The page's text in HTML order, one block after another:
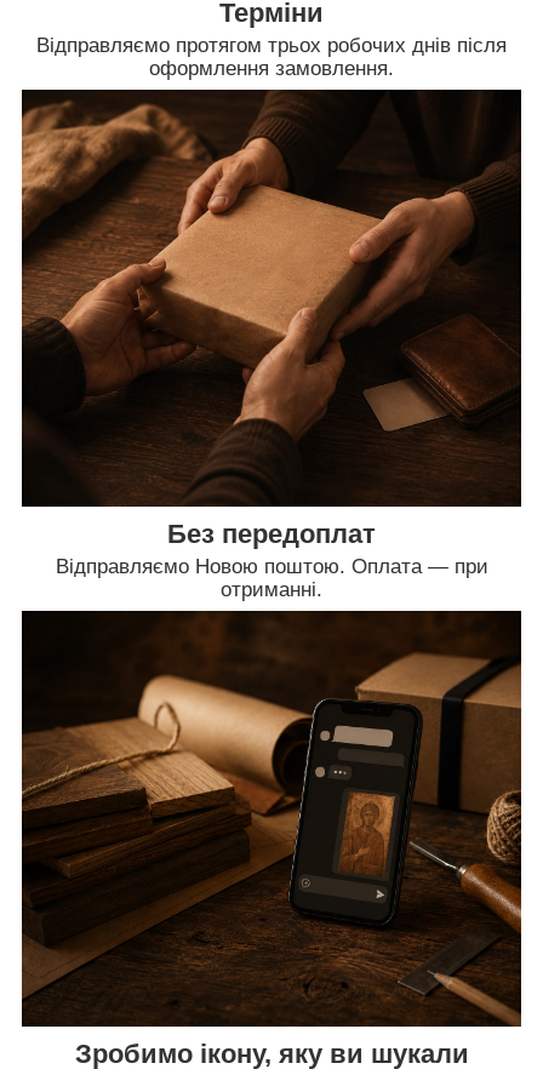
Терміни
Відправляємо протягом трьох робочих днів після
оформлення замовлення.
Без передоплат
Відправляємо Новою поштою. Оплата — при
отриманні.
Зробимо ікону, яку ви шукали